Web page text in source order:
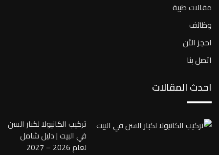
مقالات طبية
وظائف
احجز الأن
اتصل بنا
احدث المقالات
تركيب الكانيولا لكبار السن
في البيت | دليل شامل
لعام 2026 – 2027